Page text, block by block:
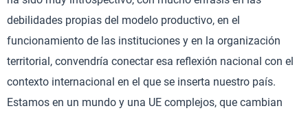
debilidades propias del modelo productivo, en el
funcionamiento de las instituciones y en la organización
territorial, convendría conectar esa reflexión nacional con el
contexto internacional en el que se inserta nuestro país.
Estamos en un mundo y una UE complejos, que cambian